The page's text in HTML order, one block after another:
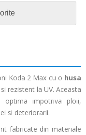
Koda 2 Max cu o husa
rezistent la UV. Aceasta
optima impotriva ploii,
si deteriorarii.
fabricate din materiale